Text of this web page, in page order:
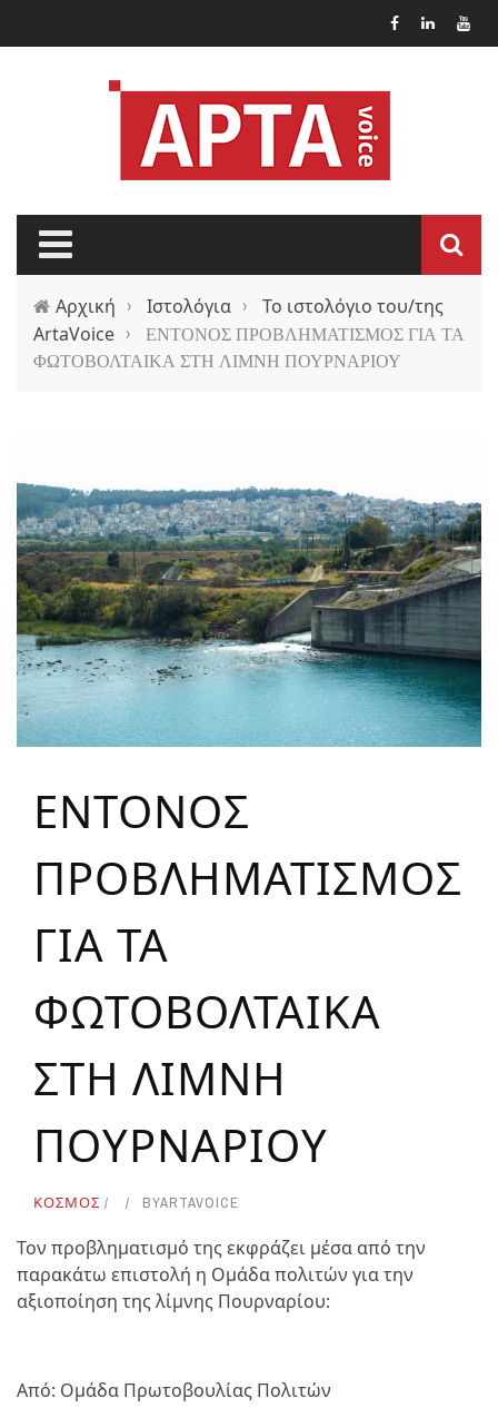
Αρχική › Ιστολόγια ›
Το ιστολόγιο του/της
ArtaVoice ›
ΕΝΤΟΝΟΣ ΠΡΟΒΛΗΜΑΤΙΣΜΟΣ ΓΙΑ ΤΑ
ΦΩΤΟΒΟΛΤΑΙΚΑ ΣΤΗ ΛΙΜΝΗ ΠΟΥΡΝΑΡΙΟΥ
ΕΝΤΟΝΟΣ
ΠΡΟΒΛΗΜΑΤΙΣΜΟΣ
ΓΙΑ ΤΑ
ΦΩΤΟΒΟΛΤΑΙΚΑ
ΣΤΗ ΛΙΜΝΗ
ΠΟΥΡΝΑΡΙΟΥ
ΚΟΣΜΟΣ BYARTAVOICE
Τον προβληματισμό της εκφράζει μέσα από την
παρακάτω επιστολή η Ομάδα πολιτών για την
αξιοποίηση της λίμνης Πουρναρίου:
Από: Ομάδα Πρωτοβουλίας Πολιτών